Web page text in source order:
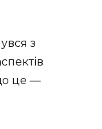
з
це —